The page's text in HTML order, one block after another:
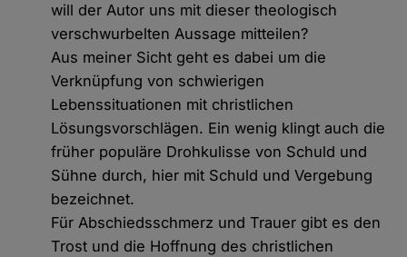
will der Autor uns mit dieser theologisch
verschwurbelten Aussage mitteilen?
Aus meiner Sicht geht es dabei um die
Verknüpfung von schwierigen
Lebenssituationen mit christlichen
Lösungsvorschlägen. Ein wenig klingt auch die
früher populäre Drohkulisse von Schuld und
Sühne durch, hier mit Schuld und Vergebung
bezeichnet.
Für Abschiedsschmerz und Trauer gibt es den
Trost und die Hoffnung des christlichen